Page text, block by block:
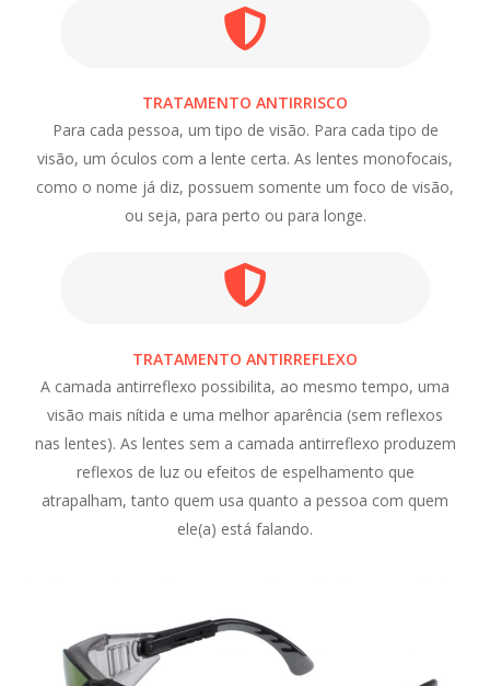
TRATAMENTO ANTIRRISCO
Para cada pessoa, um tipo de visão. Para cada tipo de
visão, um óculos com a lente certa. As lentes monofocais,
como o nome já diz, possuem somente um foco de visão,
ou seja, para perto ou para longe.
TRATAMENTO ANTIRREFLEXO
A camada antirreflexo possibilita, ao mesmo tempo, uma
visão mais nítida e uma melhor aparência (sem reflexos
nas lentes). As lentes sem a camada antirreflexo produzem
reflexos de luz ou efeitos de espelhamento que
atrapalham, tanto quem usa quanto a pessoa com quem
ele(a) está falando.